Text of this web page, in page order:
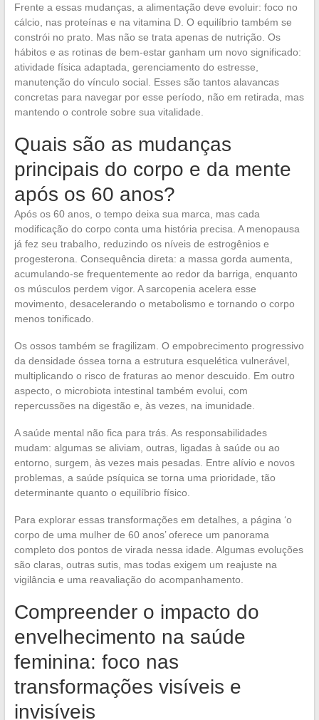
Frente a essas mudanças, a alimentação deve evoluir: foco no
cálcio, nas proteínas e na vitamina D. O equilíbrio também se
constrói no prato. Mas não se trata apenas de nutrição. Os
hábitos e as rotinas de bem-estar ganham um novo significado:
atividade física adaptada, gerenciamento do estresse,
manutenção do vínculo social. Esses são tantos alavancas
concretas para navegar por esse período, não em retirada, mas
mantendo o controle sobre sua vitalidade.
Quais são as mudanças
principais do corpo e da mente
após os 60 anos?
Após os 60 anos, o tempo deixa sua marca, mas cada
modificação do corpo conta uma história precisa. A menopausa
já fez seu trabalho, reduzindo os níveis de estrogênios e
progesterona. Consequência direta: a massa gorda aumenta,
acumulando-se frequentemente ao redor da barriga, enquanto
os músculos perdem vigor. A sarcopenia acelera esse
movimento, desacelerando o metabolismo e tornando o corpo
menos tonificado.
Os ossos também se fragilizam. O empobrecimento progressivo
da densidade óssea torna a estrutura esquelética vulnerável,
multiplicando o risco de fraturas ao menor descuido. Em outro
aspecto, o microbiota intestinal também evolui, com
repercussões na digestão e, às vezes, na imunidade.
A saúde mental não fica para trás. As responsabilidades
mudam: algumas se aliviam, outras, ligadas à saúde ou ao
entorno, surgem, às vezes mais pesadas. Entre alívio e novos
problemas, a saúde psíquica se torna uma prioridade, tão
determinante quanto o equilíbrio físico.
Para explorar essas transformações em detalhes, a página ‘o
corpo de uma mulher de 60 anos’ oferece um panorama
completo dos pontos de virada nessa idade. Algumas evoluções
são claras, outras sutis, mas todas exigem um reajuste na
vigilância e uma reavaliação do acompanhamento.
Compreender o impacto do
envelhecimento na saúde
feminina: foco nas
transformações visíveis e
invisíveis